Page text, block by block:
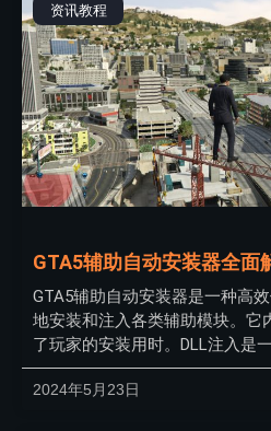
资讯教程
GTA5辅助自动安装器全面
GTA5辅助自动安装器是一种高
地安装和注入各类辅助模块。它
了玩家的安装用时。DLL注入是
2024年5月23日